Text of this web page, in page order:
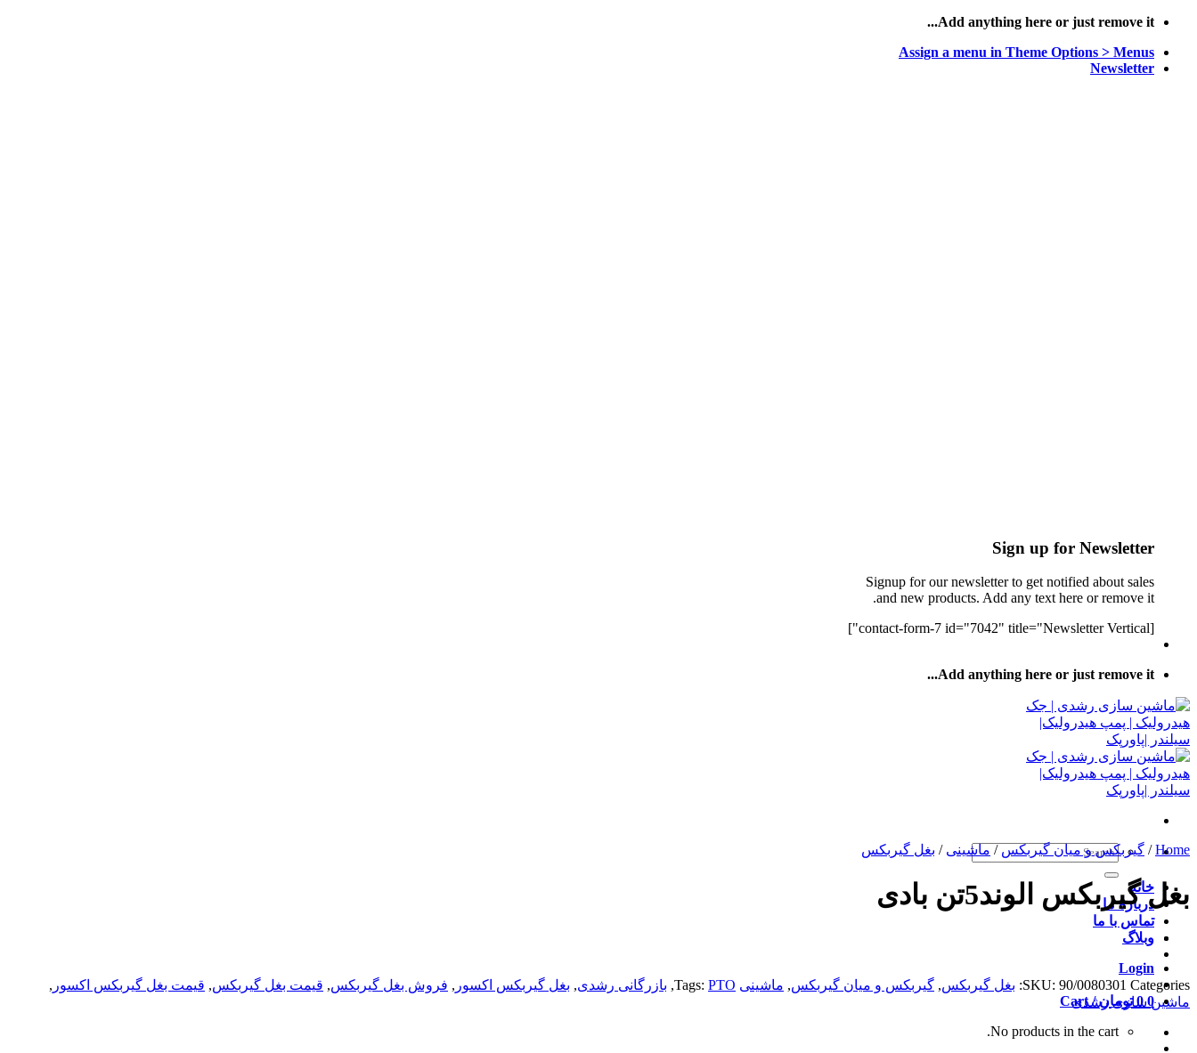
پرش
محتوا
Add anything here or just remove it...
Assign a menu in Theme Options > Menus
Newsletter
Sign up for Newsletter
Signup for our newsletter to get notified about sales
and new products. Add any text here or remove it.
[contact-form-7 id="7042" title="Newsletter Vertical"]
Add anything here or just remove it...
Search
for:
خانه
درباره ما
تماس با ما
وبلاگ
Login
Cart / 0 تومان
0
No products in the cart.
Home
/ گیربکس و میان گیربکس / ماشینی / بغل گیربکس
بغل گیربکس الوند5تن بادی
SKU: 90/0080301 Categories: بغل گیربکس, گیربکس و میان گیربکس, ماشینی Tags: PTO
, بازرگانی رشدی, بغل گیربکس اکسور , فروش بغل گیربکس, قیمت بغل گیربکس, قیمت بغل گیربکس اکسور ,
ماشین سازی رشدی